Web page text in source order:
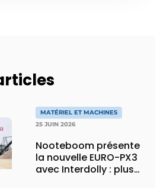
MATÉRIEL ET MACHINES
25 JUIN 2026
Nooteboom présente
la nouvelle EURO-PX3
avec Interdolly : plus